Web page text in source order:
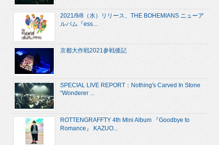
2021/9/8（水）リリース、THE BOHEMIANS ニューア
ルバム『ess...
京都大作戦2021参戦後記
SPECIAL LIVE REPORT：Nothing's Carved In Stone
“Wonderer ...
ROTTENGRAFFTY 4th Mini Album 『Goodbye to
Romance』 KAZUO...